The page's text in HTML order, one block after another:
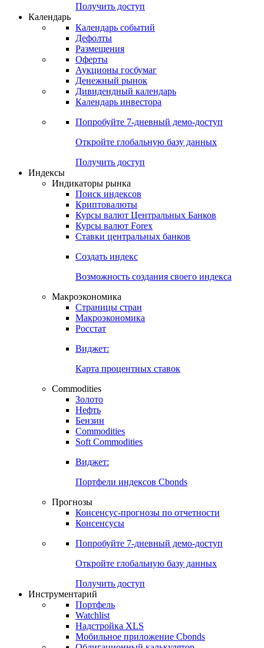
Получить доступ
Календарь
Календарь событий
Дефолты
Размещения
Оферты
Аукционы госбумаг
Денежный рынок
Дивидендный календарь
Календарь инвестора
Попробуйте 7-дневный демо-доступ
Откройте глобальную базу данных
Получить доступ
Индексы
Индикаторы рынка
Поиск индексов
Криптовалюты
Курсы валют Центральных Банков
Курсы валют Forex
Ставки центральных банков
Создать индекс
Возможность создания своего индекса
Макроэкономика
Страницы стран
Макроэкономика
Росстат
Виджет:
Карта процентных ставок
Commodities
Золото
Нефть
Бензин
Commodities
Soft Commodities
Виджет:
Портфели индексов Cbonds
Прогнозы
Консенсус-прогнозы по отчетности
Консенсусы
Попробуйте 7-дневный демо-доступ
Откройте глобальную базу данных
Получить доступ
Инструментарий
Портфель
Watchlist
Надстройка XLS
Мобильное приложение Cbonds